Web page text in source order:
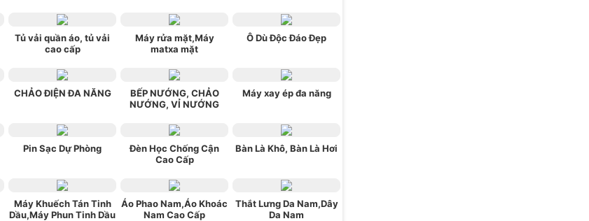
Tủ vải quần áo, tủ vải
cao cấp
Máy rửa mặt,Máy
matxa mặt
Ô Dù Độc Đáo Đẹp
CHẢO ĐIỆN ĐA NĂNG
BẾP NƯỚNG, CHẢO
NƯỚNG, VỈ NƯỚNG
Máy xay ép đa năng
Pin Sạc Dự Phòng
Đèn Học Chống Cận
Cao Cấp
Bàn Là Khô, Bàn Là Hơi
Máy Khuếch Tán Tinh
Dầu,Máy Phun Tinh Dầu
Áo Phao Nam,Áo Khoác
Nam Cao Cấp
Thắt Lưng Da Nam,Dây
Da Nam